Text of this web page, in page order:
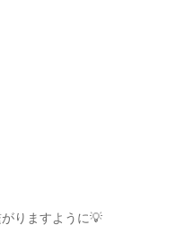
りますように💡